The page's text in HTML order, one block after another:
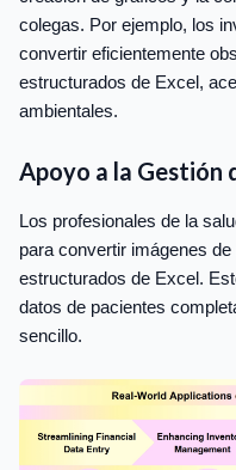
colegas. Por ejemplo, los
convertir eficientemente
estructurados de Excel,
ambientales.
Apoyo a la Gestión
Los profesionales de la
para convertir imágenes
estructurados de Excel.
datos de pacientes
sencillo.